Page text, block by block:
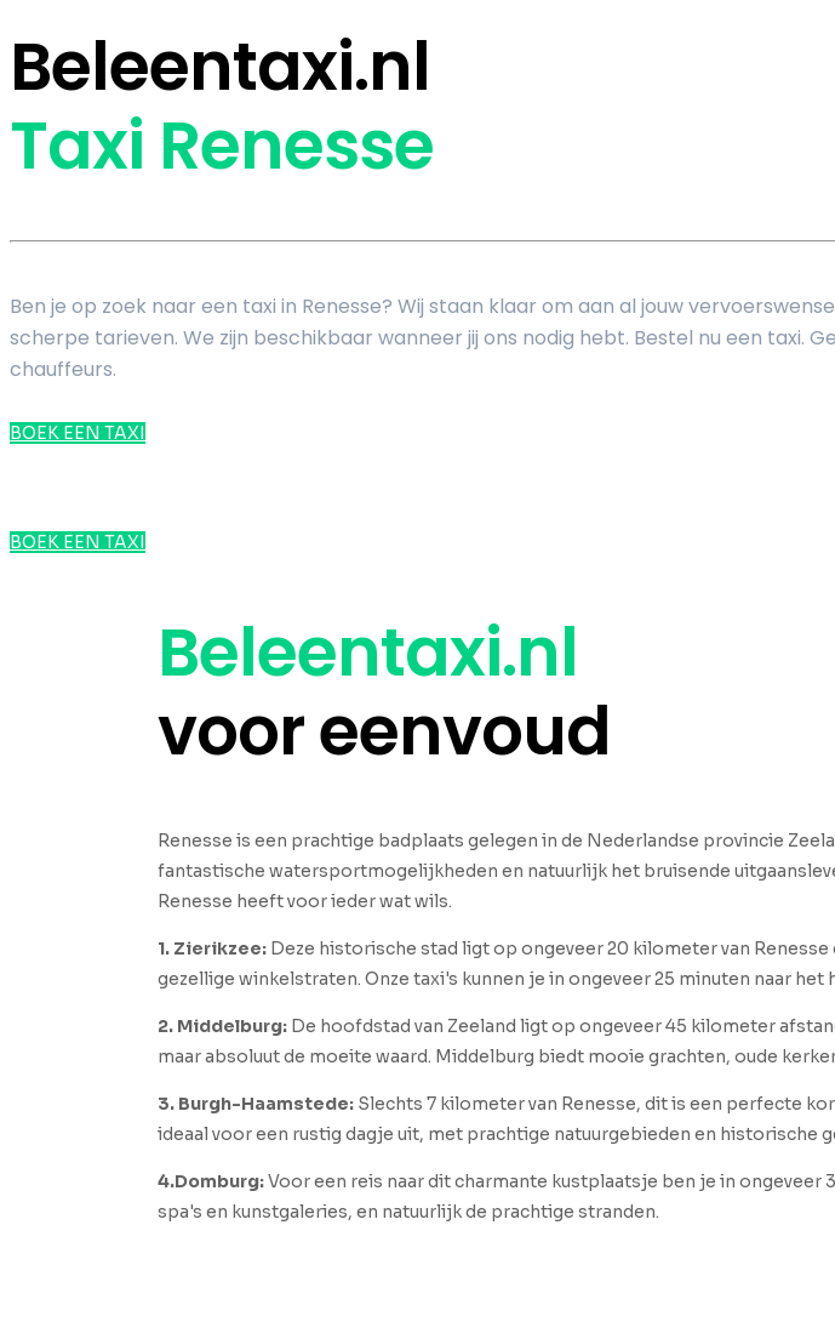
Beleentaxi.nl
Taxi Renesse
Ben je op zoek naar een taxi in Renesse? Wij staan klaar om aan al jouw
scherpe tarieven. We zijn beschikbaar wanneer jij ons nodig hebt. Bestel nu een taxi.
chauffeurs.
BOEK EEN TAXI
BOEK EEN TAXI
Beleentaxi.nl
voor eenvoud
Renesse is een prachtige badplaats gelegen in de Nederlandse provincie
fantastische watersportmogelijkheden en natuurlijk het bruisende
Renesse heeft voor ieder wat wils.
1. Zierikzee: Deze historische stad ligt op ongeveer 20 kilometer van
gezellige winkelstraten. Onze taxi's kunnen je in ongeveer 25 minuten naar het
2. Middelburg: De hoofdstad van Zeeland ligt op ongeveer 45 kilometer
maar absoluut de moeite waard. Middelburg biedt mooie grachten, oude
3. Burgh-Haamstede: Slechts 7 kilometer van Renesse, dit is een perfecte
ideaal voor een rustig dagje uit, met prachtige natuurgebieden en historische
4.Domburg:Voor een reis naar dit charmante kustplaatsje ben je in
spa's en kunstgaleries, en natuurlijk de prachtige stranden.